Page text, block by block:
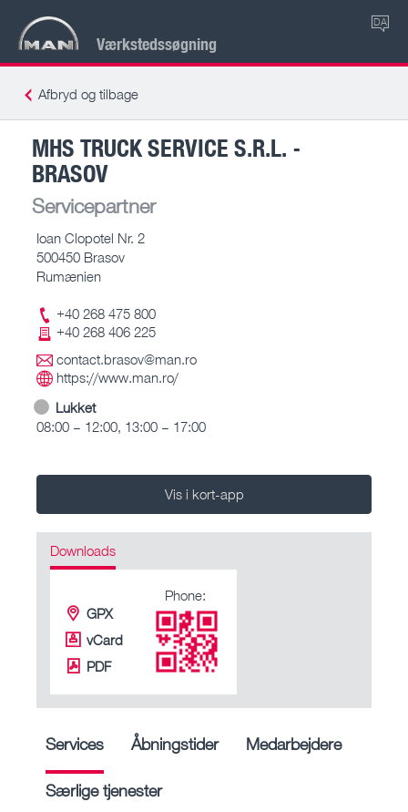
Værkstedssøgning
DA
Afbryd og tilbage
MHS TRUCK SERVICE S.R.L. -
BRASOV
Servicepartner
Ioan Clopotel Nr. 2
500450 Brasov
Rumænien
+40 268 475 800
+40 268 406 225
contact.brasov@man.ro
https://www.man.ro/
Lukket
08:00 – 12:00, 13:00 – 17:00
Vis i kort-app
Downloads
GPX
vCard
PDF
Phone:
Services Åbningstider Medarbejdere
Særlige tjenester